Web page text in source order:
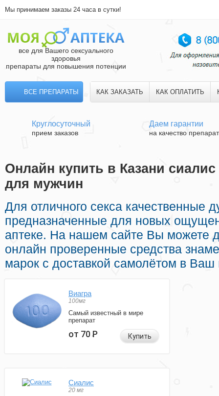
Мы принимаем заказы 24 часа в сутки!
все для Вашего сексуального
здоровья
препараты для повышения потенции
ВСЕ ПРЕПАРАТЫ КАК ЗАКАЗАТЬ КАК ОПЛАТИТЬ
Круглосуточный
прием заказов
Даем гарантии
на качество
Онлайн купить в Казани
для мужчин
Для отличного секса качественные
предназначенные для новых
аптеке. На нашем сайте Вы можете
онлайн проверенные средства
марок с доставкой самолётом в Ваш
Виагра
100мг
Самый известный в мире
препарат
от 70Р Купить
Сиалис
20 мг